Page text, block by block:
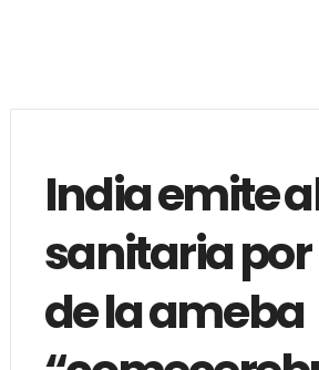
India emite
sanitaria
de la ameba